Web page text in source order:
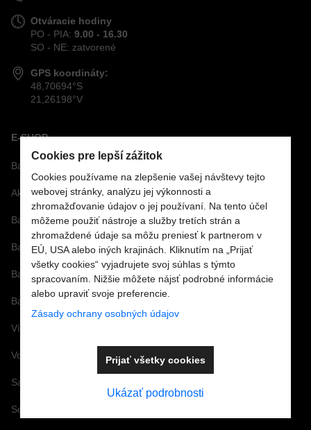
Otváracie hodiny
PO - PIA: 9.00 - 16.30
SO - NE: zatvorené
GPS koordináty:
48,70694°S
21,26198°V
E-SHOP
Bazénová technológia
Akcie
Bazénové sety
Bazénové fólie
Bazénové príslušenstvo
Bazénová chémia a vírivková chémia
Vírivky a príslušenstvo
Vonné arómy a esencie
Saunové doplnky a Infra
Solárne a záhradné sprchy
Cookies pre lepší zážitok
Cookies používame na zlepšenie vašej návštevy tejto
webovej stránky, analýzu jej výkonnosti a
zhromažďovanie údajov o jej používaní. Na tento účel
môžeme použiť nástroje a služby tretích strán a
zhromaždené údaje sa môžu preniesť k partnerom v
EÚ, USA alebo iných krajinách. Kliknutím na „Prijať
všetky cookies“ vyjadrujete svoj súhlas s týmto
spracovaním. Nižšie môžete nájsť podrobné informácie
alebo upraviť svoje preferencie.
Zásady ochrany osobných údajov
Ukázať podrobnosti
Prijať všetky cookies